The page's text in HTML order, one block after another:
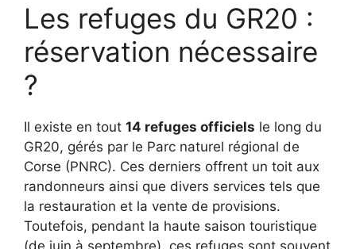
Les refuges du GR20 :
réservation nécessaire
?
Il existe en tout 14 refuges officiels le long du
GR20, gérés par le Parc naturel régional de
Corse (PNRC). Ces derniers offrent un toit aux
randonneurs ainsi que divers services tels que
la restauration et la vente de provisions.
Toutefois, pendant la haute saison touristique
(de juin à septembre), ces refuges sont souvent